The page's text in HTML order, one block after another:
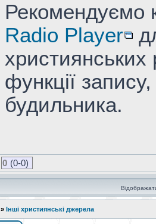
Рекомендуємо
Radio Player
християнських
функції
будильника.
0 (0-0)
» Інші християнські джерела